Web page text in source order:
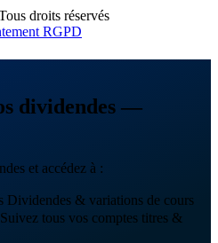
droits réservés
RGPD
dividendes —
et accédez à :
Dividendes & variations de cours
Suivez tous vos comptes titres &